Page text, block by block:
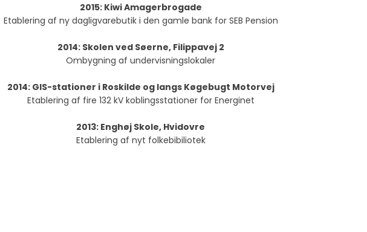
2015: Kiwi Amagerbrogade
Etablering af ny dagligvarebutik i den gamle bank for SEB Pension
2014: Skolen ved Søerne, Filippavej 2
Ombygning af undervisningslokaler
2014: GIS-stationer i Roskilde og langs Køgebugt Motorvej
Etablering af fire 132 kV koblingsstationer for Energinet
2013: Enghøj Skole, Hvidovre
Etablering af nyt folkebibiliotek